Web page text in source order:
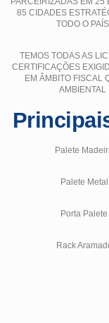
85 CIDADES
TODO O PAÍS
TEMOS TODAS AS
CERTIFICAÇÕES
EM ÂMBITO FISCAL
AMBIENTAL
Palete
Palete Metal
Porta Palete
Rack